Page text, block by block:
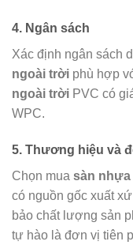
4. Ngân sách
Xác định ngân sách
ngoài trời phù hợp
ngoài trời PVC có
WPC.
5. Thương hiệu và
Chọn mua sàn
có nguồn gốc xuất
bảo chất lượng sản
tự hào là đơn vị tiên